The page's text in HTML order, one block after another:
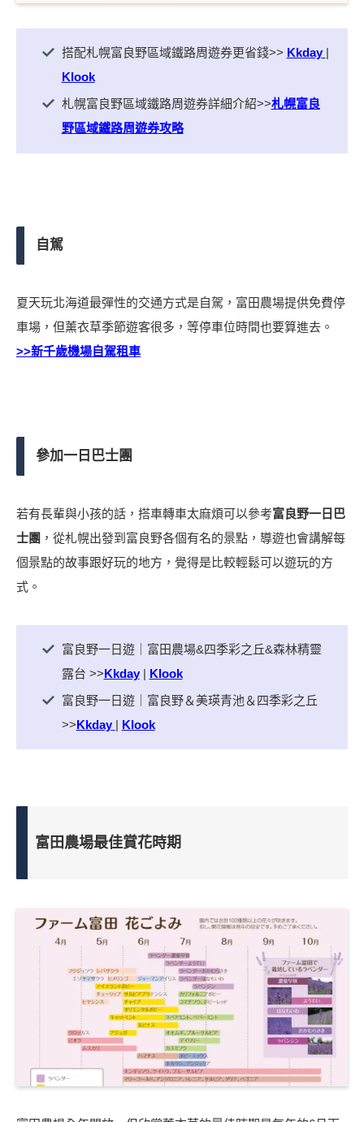
搭配札幌富良野區域鐵路周遊券更省錢>> Kkday |
Klook
札幌富良野區域鐵路周遊券詳細介紹>>札幌富良
野區域鐵路周遊券攻略
自駕
夏天玩北海道最彈性的交通方式是自駕，富田農場提供免費停
車場，但薰衣草季節遊客很多，等停車位時間也要算進去。
>>新千歲機場自駕租車
參加一日巴士團
若有長輩與小孩的話，搭車轉車太麻煩可以參考富良野一日巴
士團 ，從札幌出發到富良野各個有名的景點，導遊也會講解每
個景點的故事跟好玩的地方，覺得是比較輕鬆可以遊玩的方
式。
富良野一日遊｜富田農場&四季彩之丘&森林精靈
露台 >>Kkday| Klook
富良野一日遊｜富良野＆美瑛青池＆四季彩之丘
>>Kkday | Klook
富田農場最佳賞花時期